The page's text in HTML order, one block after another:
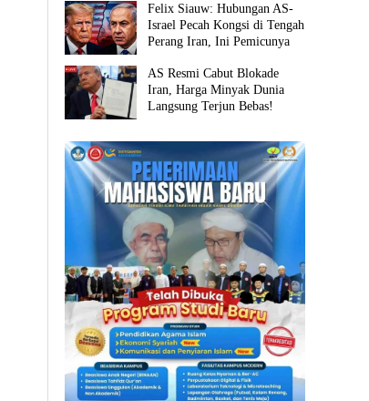
Felix Siauw: Hubungan AS-
Israel Pecah Kongsi di Tengah
Perang Iran, Ini Pemicunya
AS Resmi Cabut Blokade
Iran, Harga Minyak Dunia
Langsung Terjun Bebas!